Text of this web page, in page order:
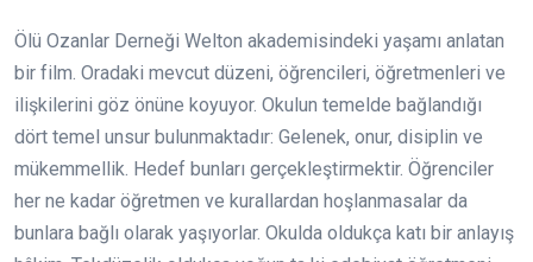
Ölü Ozanlar Derneği Welton akademisindeki yaşamı anlatan
bir film. Oradaki mevcut düzeni, öğrencileri, öğretmenleri ve
ilişkilerini göz önüne koyuyor. Okulun temelde bağlandığı
dört temel unsur bulunmaktadır: Gelenek, onur, disiplin ve
mükemmellik. Hedef bunları gerçekleştirmektir. Öğrenciler
her ne kadar öğretmen ve kurallardan hoşlanmasalar da
bunlara bağlı olarak yaşıyorlar. Okulda oldukça katı bir anlayış